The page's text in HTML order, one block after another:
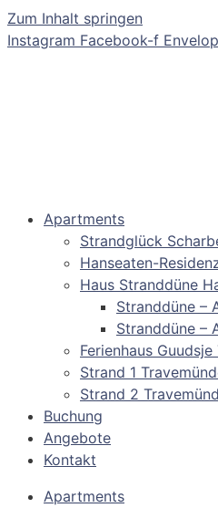
Zum Inhalt springen
Instagram Facebook-f
Apartments
Strandglück
Hanseaten-
Haus Stranddüne
Stranddüne –
Stranddüne –
Ferienhaus
Strand 1
Strand 2
Buchung
Angebote
Kontakt
Apartments